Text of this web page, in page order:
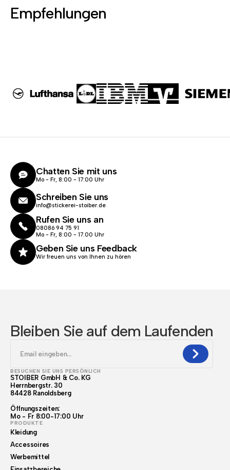
Empfehlungen
Chatten Sie mit uns
Mo - Fr, 8:00 - 17:00 Uhr
Schreiben Sie uns
info@stickerei-stoiber.de
Rufen Sie uns an
08086 94 75 91
Mo - Fr, 8:00 - 17.00 Uhr
Geben Sie uns Feedback
Wir freuen uns von Ihnen zu hören
Bleiben Sie auf dem Laufenden
BESUCHEN SIE UNS PERSÖNLICH
STOIBER GmbH & Co. KG
Herrnbergstr. 30
84428 Ranoldsberg
Öffnungszeiten:
Mo - Fr 8:00-17:00 Uhr
PRODUKTE
Kleidung
Accessoires
Werbemittel